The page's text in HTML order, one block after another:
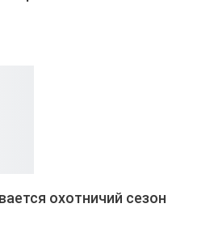
охотничий сезон